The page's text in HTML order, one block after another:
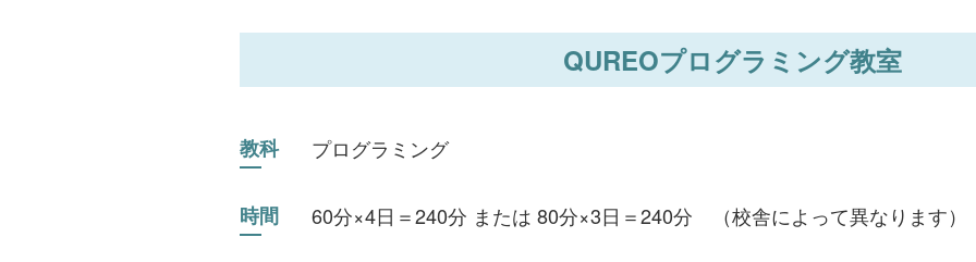
QUREOプログラミング教室
教科 プログラミング
時間 60分×4日＝240分 または 80分×3日＝240分 （校舎によって異なります）